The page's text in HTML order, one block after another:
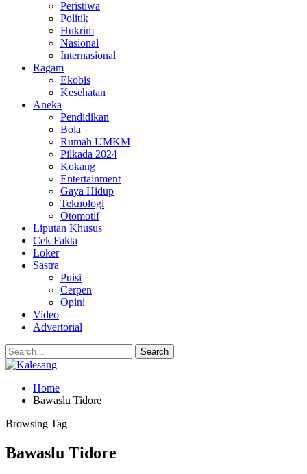
Peristiwa
Politik
Hukrim
Nasional
Internasional
Ragam
Ekobis
Kesehatan
Aneka
Pendidikan
Bola
Rumah UMKM
Pilkada 2024
Kokang
Entertainment
Gaya Hidup
Teknologi
Otomotif
Liputan Khusus
Cek Fakta
Loker
Sastra
Puisi
Cerpen
Opini
Video
Advertorial
Home
Bawaslu Tidore
Browsing Tag
Bawaslu Tidore